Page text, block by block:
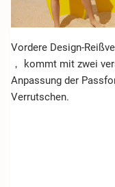
Vordere Design-
， kommt mit zwei
Anpassung der
Verrutschen.